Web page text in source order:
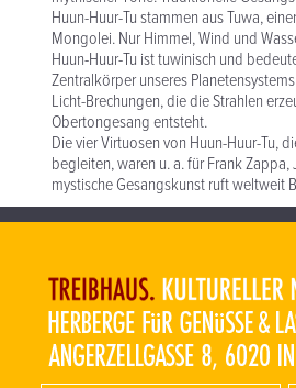
Huun-Huur-Tu stammen aus Tuwa,
Mongolei. Nur Himmel, Wind und
Huun-Huur-Tu ist tuwinisch und
Zentralkörper unseres
Licht-Brechungen, die die Strahlen
Obertongesang entsteht.
Die vier Virtuosen von Huun-Huur-Tu,
begleiten, waren u. a. für Frank
mystische Gesangskunst ruft weltweit